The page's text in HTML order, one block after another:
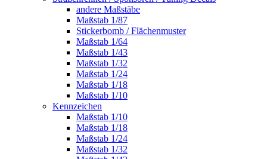
andere Maßstäbe
Maßstab 1/87
Stickerbomb / Flächenmuster
Maßstab 1/64
Maßstab 1/43
Maßstab 1/32
Maßstab 1/24
Maßstab 1/18
Maßstab 1/10
Kennzeichen
Maßstab 1/10
Maßstab 1/18
Maßstab 1/24
Maßstab 1/32